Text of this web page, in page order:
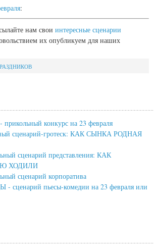
:
нам свои интересные сценарии
их опубликуем для наших
прикольный конкурс на 23 февраля
сценарий-гротеск: КАК СЫНКА РОДНАЯ
сценарий представления: КАК
ХОДИЛИ
сценарий корпоратива
пьесы-комедии на 23 февраля или